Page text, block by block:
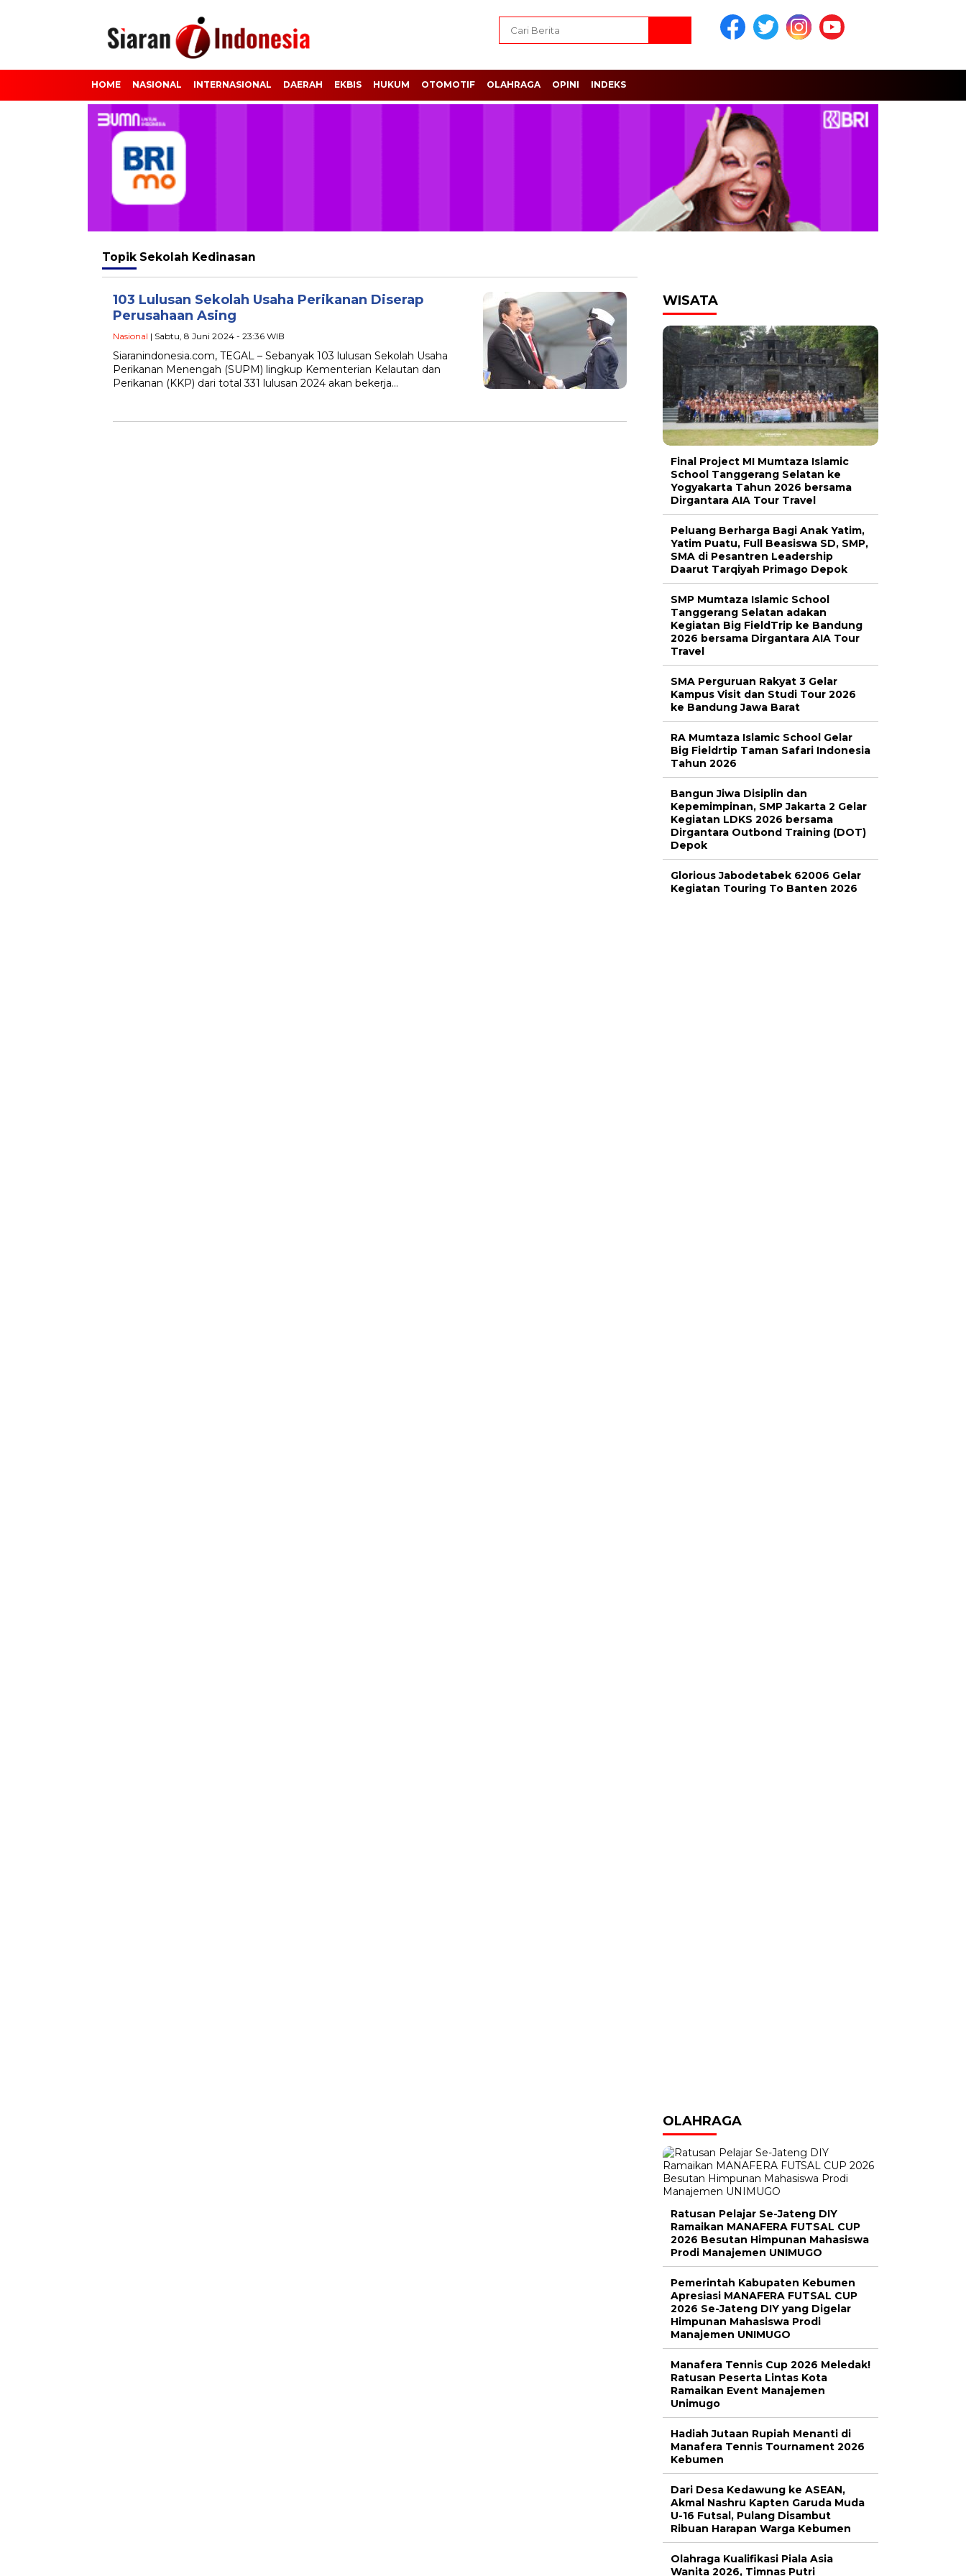
HOME NASIONAL INTERNASIONAL DAERAH EKBIS HUKUM OTOMOTIF OLAHRAGA OPINI INDEKS
Topik Sekolah Kedinasan
103 Lulusan Sekolah Usaha Perikanan Diserap
Perusahaan Asing
Nasional | Sabtu, 8 Juni 2024 - 23:36 WIB
Siaranindonesia.com, TEGAL – Sebanyak 103 lulusan Sekolah Usaha
Perikanan Menengah (SUPM) lingkup Kementerian Kelautan dan
Perikanan (KKP) dari total 331 lulusan 2024 akan bekerja…
WISATA
Final Project MI Mumtaza Islamic
School Tanggerang Selatan ke
Yogyakarta Tahun 2026 bersama
Dirgantara AIA Tour Travel
Peluang Berharga Bagi Anak Yatim,
Yatim Puatu, Full Beasiswa SD, SMP,
SMA di Pesantren Leadership
Daarut Tarqiyah Primago Depok
SMP Mumtaza Islamic School
Tanggerang Selatan adakan
Kegiatan Big FieldTrip ke Bandung
2026 bersama Dirgantara AIA Tour
Travel
SMA Perguruan Rakyat 3 Gelar
Kampus Visit dan Studi Tour 2026
ke Bandung Jawa Barat
RA Mumtaza Islamic School Gelar
Big Fieldrtip Taman Safari Indonesia
Tahun 2026
Bangun Jiwa Disiplin dan
Kepemimpinan, SMP Jakarta 2 Gelar
Kegiatan LDKS 2026 bersama
Dirgantara Outbond Training (DOT)
Depok
Glorious Jabodetabek 62006 Gelar
Kegiatan Touring To Banten 2026
OLAHRAGA
Ratusan Pelajar Se-Jateng DIY
Ramaikan MANAFERA FUTSAL CUP
2026 Besutan Himpunan Mahasiswa
Prodi Manajemen UNIMUGO
Pemerintah Kabupaten Kebumen
Apresiasi MANAFERA FUTSAL CUP
2026 Se-Jateng DIY yang Digelar
Himpunan Mahasiswa Prodi
Manajemen UNIMUGO
Manafera Tennis Cup 2026 Meledak!
Ratusan Peserta Lintas Kota
Ramaikan Event Manajemen
Unimugo
Hadiah Jutaan Rupiah Menanti di
Manafera Tennis Tournament 2026
Kebumen
Dari Desa Kedawung ke ASEAN,
Akmal Nashru Kapten Garuda Muda
U-16 Futsal, Pulang Disambut
Ribuan Harapan Warga Kebumen
Olahraga Kualifikasi Piala Asia
Wanita 2026, Timnas Putri